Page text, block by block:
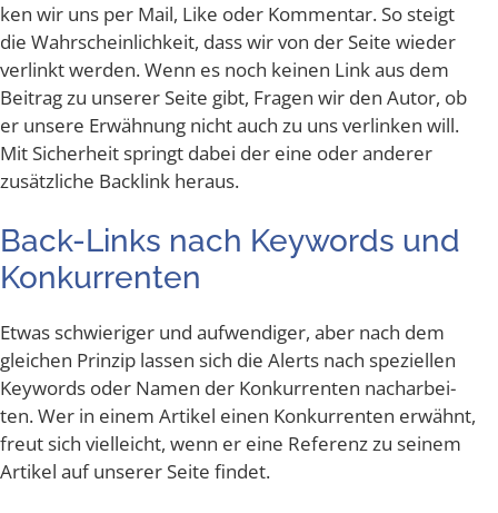
ken wir uns per Mail, Like oder Kom­men­tar. So steigt
die Wahr­schein­lich­keit, dass wir von der Sei­te wie­der
ver­linkt wer­den. Wenn es noch kei­nen Link aus dem
Bei­trag zu unse­rer Sei­te gibt, Fra­gen wir den Autor, ob
er unse­re Erwäh­nung nicht auch zu uns ver­lin­ken will.
Mit Sicher­heit springt dabei der eine oder ande­rer
zusätz­li­che Back­link heraus.
Back-Links nach Key­words und
Konkurrenten
Etwas schwie­ri­ger und auf­wen­di­ger, aber nach dem
glei­chen Prin­zip las­sen sich die Alerts nach spe­zi­el­len
Key­words oder Namen der Kon­kur­ren­ten nach­ar­bei­
ten. Wer in einem Arti­kel einen Kon­kur­ren­ten erwähnt,
freut sich viel­leicht, wenn er eine Refe­renz zu sei­nem
Arti­kel auf unse­rer Sei­te findet.